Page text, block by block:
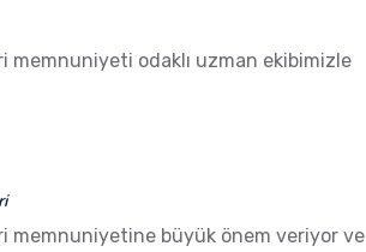
memnuniyeti odaklı uzman ekibimizle
memnuniyetine büyük önem veriyor ve